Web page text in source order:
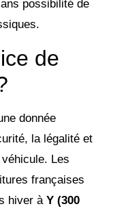
possibilité de
de
donnée
la légalité et
Les
françaises
hiver à Y (300